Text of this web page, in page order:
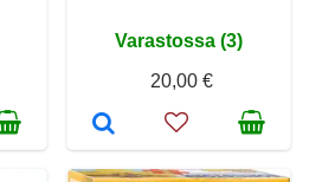
Varastossa (3)
20,00 €